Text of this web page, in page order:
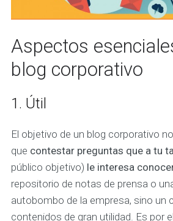
Aspectos
blog corporativo
1. Útil
El objetivo de un blog corporativo
que contestar preguntas que a tu
público objetivo) le interesa
repositorio de notas de prensa o
autobombo de la empresa, sino un
contenidos de gran utilidad. Es por